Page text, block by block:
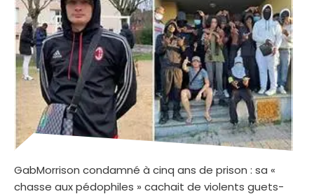
GabMorrison condamné à cinq ans de prison : sa «
chasse aux pédophiles » cachait de violents guets-